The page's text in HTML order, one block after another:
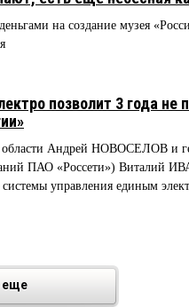
на создание музея
позволит 3 года не
области Андрей НОВОСЕЛОВ и
ПАО «Россети») Виталий
управления единым
еще